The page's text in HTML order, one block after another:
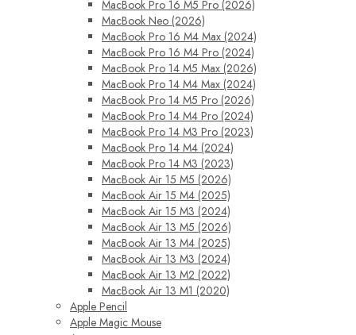
MacBook Pro 16 M5 Pro (2026)
MacBook Neo (2026)
MacBook Pro 16 M4 Max (2024)
MacBook Pro 16 M4 Pro (2024)
MacBook Pro 14 M5 Max (2026)
MacBook Pro 14 M4 Max (2024)
MacBook Pro 14 M5 Pro (2026)
MacBook Pro 14 M4 Pro (2024)
MacBook Pro 14 M3 Pro (2023)
MacBook Pro 14 M4 (2024)
MacBook Pro 14 M3 (2023)
MacBook Air 15 M5 (2026)
MacBook Air 15 M4 (2025)
MacBook Air 15 M3 (2024)
MacBook Air 13 M5 (2026)
MacBook Air 13 M4 (2025)
MacBook Air 13 M3 (2024)
MacBook Air 13 M2 (2022)
MacBook Air 13 M1 (2020)
Apple Pencil
Apple Magic Mouse